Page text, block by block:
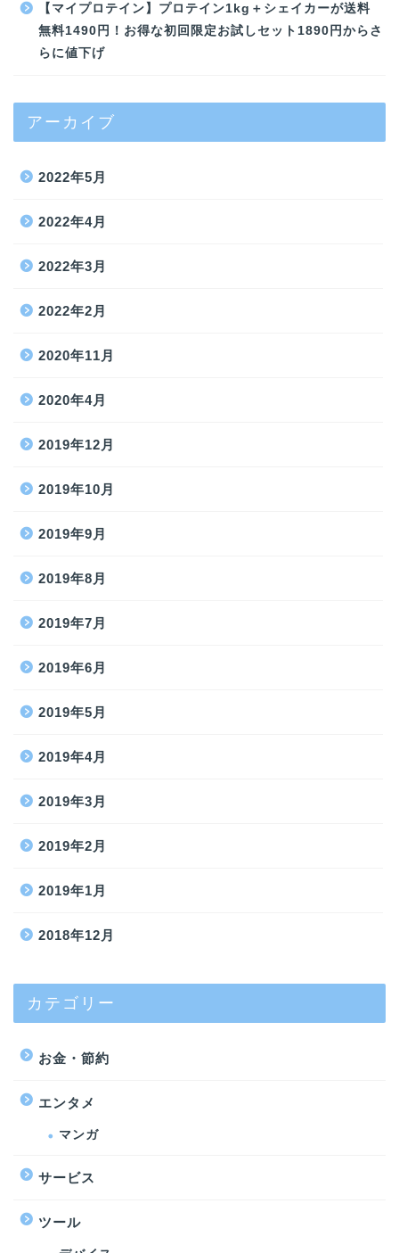
【マイプロテイン】プロテイン1kg＋シェイカーが送料
無料1490円！お得な初回限定お試しセット1890円からさ
らに値下げ
アーカイブ
2022年5月
2022年4月
2022年3月
2022年2月
2020年11月
2020年4月
2019年12月
2019年10月
2019年9月
2019年8月
2019年7月
2019年6月
2019年5月
2019年4月
2019年3月
2019年2月
2019年1月
2018年12月
カテゴリー
お金・節約
エンタメ
マンガ
サービス
ツール